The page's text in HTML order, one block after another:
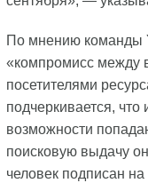
По мнению команды
«компромисс между
посетителями
подчеркивается, что
возможности
поисковую выдачу
человек подписан